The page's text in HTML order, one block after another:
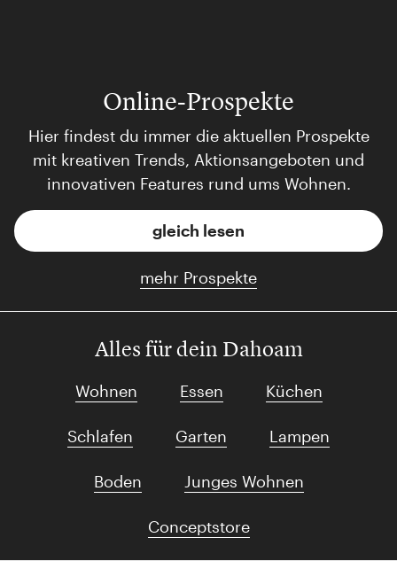
Online-Prospekte
Hier findest du immer die aktuellen Prospekte
mit kreativen Trends, Aktionsangeboten und
innovativen Features rund ums Wohnen.
gleich lesen
mehr Prospekte
Alles für dein Dahoam
Wohnen Essen Küchen
Schlafen Garten Lampen
Boden Junges Wohnen
Conceptstore